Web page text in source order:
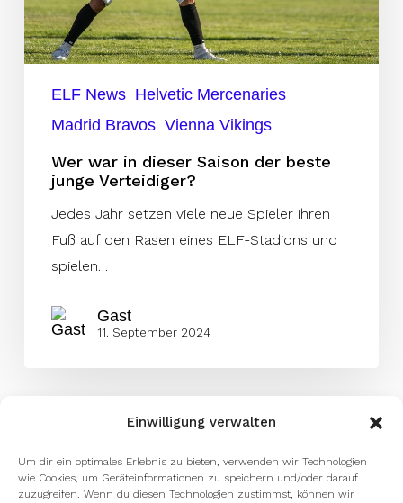
Einwilligung verwalten
Um dir ein optimales Erlebnis zu bieten, verwenden wir Technologien
wie Cookies, um Geräteinformationen zu speichern und/oder darauf
zuzugreifen. Wenn du diesen Technologien zustimmst, können wir
junge
Verteidiger?
ELF News Helvetic Mercenaries
Madrid Bravos Vienna Vikings
Wer war in dieser Saison der beste
junge Verteidiger?
Jedes Jahr setzen viele neue Spieler ihren
Fuß auf den Rasen eines ELF-Stadions und
spielen…
Gast
11. September 2024